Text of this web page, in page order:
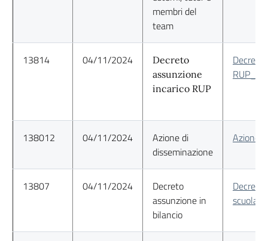
membri del
team
13814 04/11/2024
Decreto
assunzione
incarico RUP
Decreto
138012 04/11/2024
Azione di
disseminazione
Azione
13807 04/11/2024
Decreto
assunzione in
bilancio
Decreto